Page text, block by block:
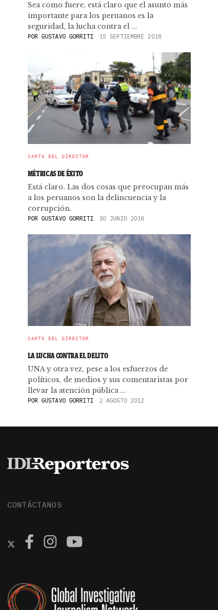
Sea como fuere, está claro que el asunto más
importante para los peruanos es la
seguridad, la lucha contra el ...
POR GUSTAVO GORRITI 15 SEPTIEMBRE 2016
CARTA DEL DIRECTOR
MÉTRICAS DE ÉXITO
Está claro. Las dos cosas que preocupan más
a los peruanos son la delincuencia y la
corrupción.
POR GUSTAVO GORRITI 30 JUNIO 2016
CARTA DEL DIRECTOR
LA LUCHA CONTRA EL DELITO
UNA y otra vez, pese a los esfuerzos de
políticos, de medios y sus comentaristas por
llevar la atención pública ...
POR GUSTAVO GORRITI 2 AGOSTO 2012
CONTÁCTANOS